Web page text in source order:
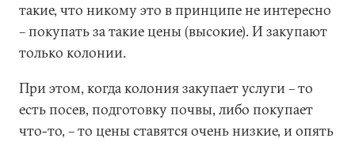
такие, что никому это в принципе не интересно
– покупать за такие цены (высокие). И закупают
только колонии.
При этом, когда колония закупает услуги – то
есть посев, подготовку почвы, либо покупает
что-то, – то цены ставятся очень низкие, и опять